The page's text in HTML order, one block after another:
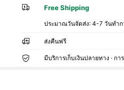
Free Shipping
ประมาณวันจัดส่ง:4-7 วันทำก
ส่งคืนฟรี
มีบริการเก็บเงินปลายทาง · ก